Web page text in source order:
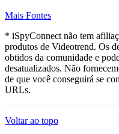
Mais Fontes
* iSpyConnect não tem
produtos de Videotrend. Os
obtidos da comunidade e
desatualizados. Não
de que você conseguirá se
URLs.
Voltar ao topo